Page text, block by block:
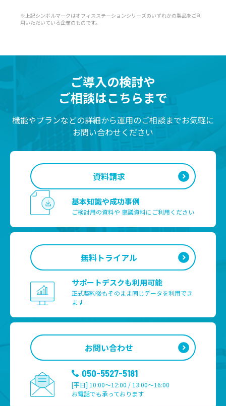
※上記シンボルマークはオフィスステーションシリーズのいずれかの製品をご利
用いただいている企業のものです。
ご導入の検討や
ご相談はこちらまで
機能やプランなどの詳細から運用のご相談までお気軽に
お問い合わせください
資料請求
基本知識や成功事例
ご検討用の資料や 稟議資料にご利用ください
無料トライアル
サポートデスクも利用可能
正式契約後もそのまま同じデータを利用でき
ます
お問い合わせ
050-5527-5181
[平日] 10:00～12:00 / 13:00～16:00
お電話でも承っております